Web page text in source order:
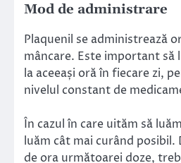
Mod de administrare
Plaquenil se administrează
mâncare. Este important să
la aceeași oră în fiecare zi,
nivelul constant de
În cazul în care uităm să
luăm cât mai curând posibil.
de ora următoarei doze,